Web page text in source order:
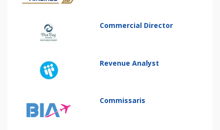
Commercial Director
Revenue Analyst
Commissaris